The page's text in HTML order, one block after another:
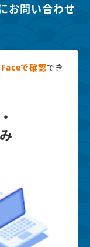
お問い合わせ
で確認でき